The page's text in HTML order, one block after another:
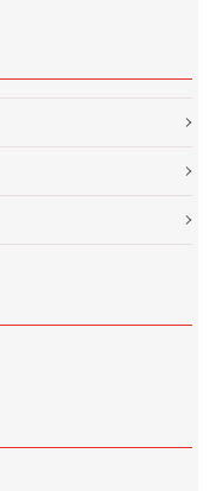
Praha